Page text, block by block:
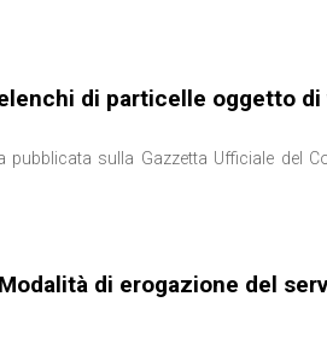
di particelle oggetto
sulla Gazzetta Ufficiale del
di erogazione del